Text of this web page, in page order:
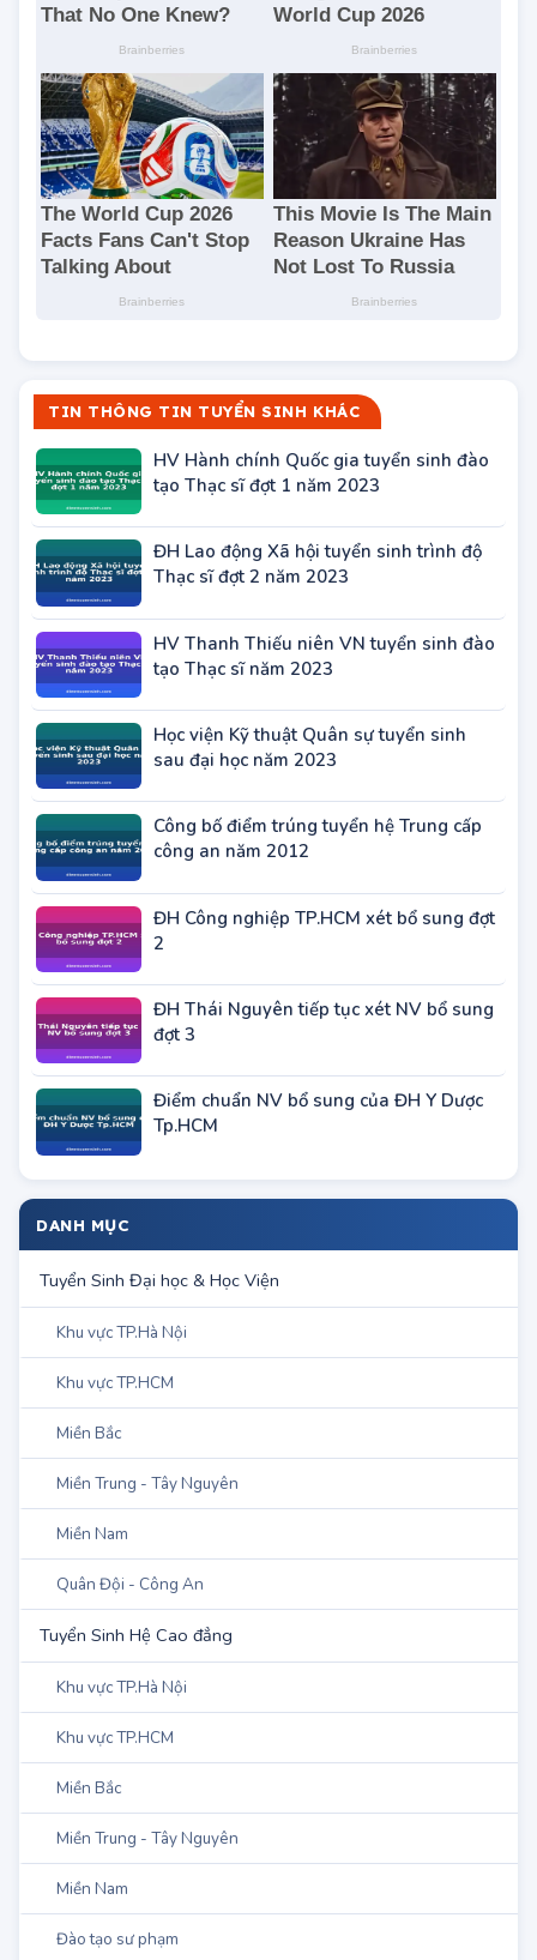
TIN THÔNG TIN TUYỂN SINH KHÁC
tạo Thạc sĩ đợt 1 năm 2023
Thạc sĩ đợt 2 năm 2023
tạo Thạc sĩ năm 2023
sau đại học năm 2023
công an năm 2012
đợt 3
Tp.HCM
DANH MỤC
Tuyển Sinh Đại học & Học Viện
Khu vực TP.Hà Nội
Khu vực TP.HCM
Miền Bắc
Miền Trung - Tây Nguyên
Miền Nam
Quân Đội - Công An
Tuyển Sinh Hệ Cao đẳng
Khu vực TP.Hà Nội
Khu vực TP.HCM
Miền Bắc
Miền Trung - Tây Nguyên
Miền Nam